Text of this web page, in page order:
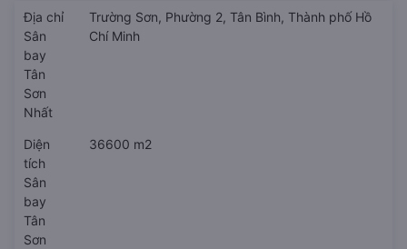
Địa chỉ
Sân
bay
Tân
Sơn
Nhất
Trường Sơn, Phường 2, Tân Bình, Thành phố Hồ
Chí Minh
Diện
tích
Sân
bay
Tân
Sơn
36600 m2